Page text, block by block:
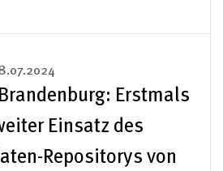
Erstmals
Einsatz des
Repositorys von